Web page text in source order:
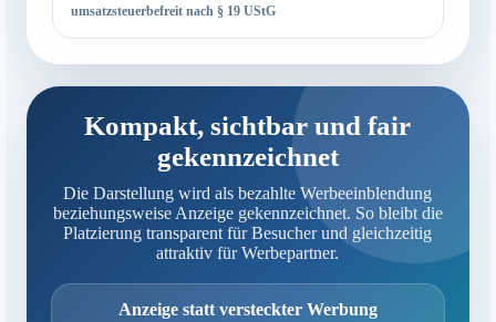
umsatzsteuerbefreit nach § 19 UStG
Kompakt, sichtbar und fair
gekennzeichnet
Die Darstellung wird als bezahlte Werbeeinblendung
beziehungsweise Anzeige gekennzeichnet. So bleibt die
Platzierung transparent für Besucher und gleichzeitig
attraktiv für Werbepartner.
Anzeige statt versteckter Werbung